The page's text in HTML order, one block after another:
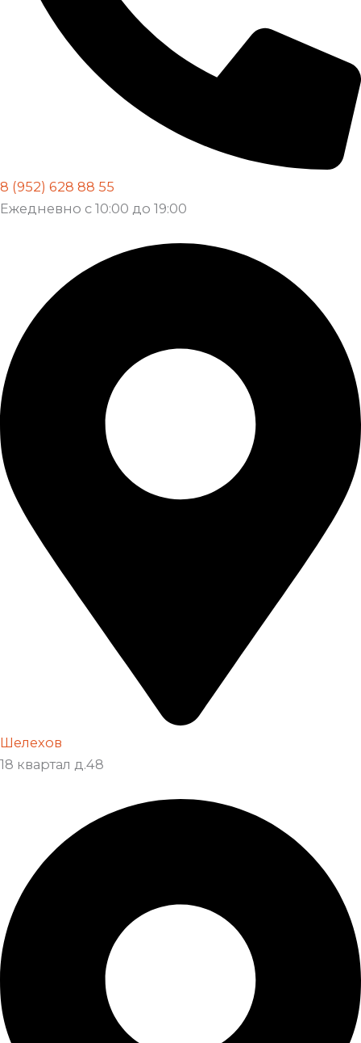
8 (952) 628 88 55
Ежедневно с 10:00 до 19:00
Шелехов
18 квартал д.48